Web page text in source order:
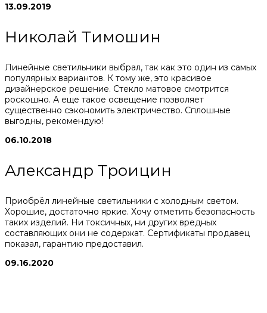
13.09.2019
Николай Тимошин
Линейные светильники выбрал, так как это один из самых
популярных вариантов. К тому же, это красивое
дизайнерское решение. Стекло матовое смотрится
роскошно. А еще такое освещение позволяет
существенно сэкономить электричество. Сплошные
выгодны, рекомендую!
06.10.2018
Александр Троицин
Приобрёл линейные светильники с холодным светом.
Хорошие, достаточно яркие. Хочу отметить безопасность
таких изделий. Ни токсичных, ни других вредных
составляющих они не содержат. Сертификаты продавец
показал, гарантию предоставил.
09.16.2020